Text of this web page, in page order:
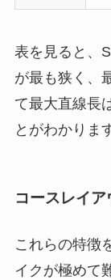
表を見ると、
が最も狭く、
て最大直線長
とがわかりま
コースレイア
これらの特徴
イクが極めて